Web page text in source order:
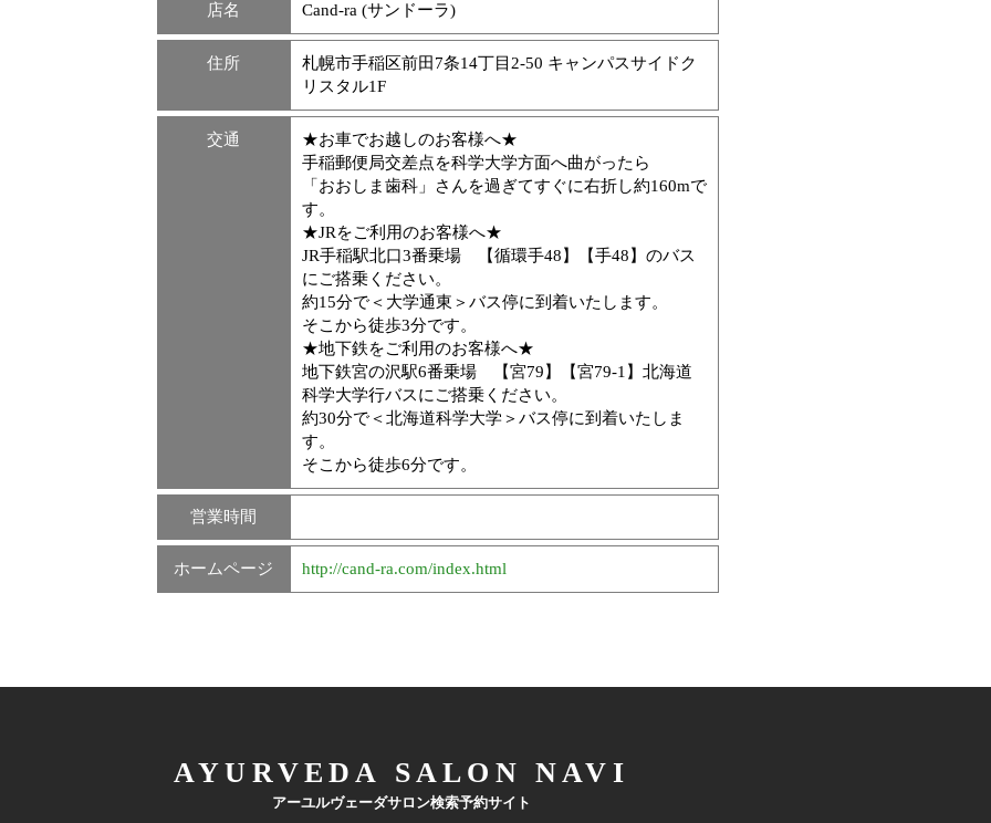
店名 Cand-ra (サンドーラ)
住所
札幌市手稲区前田7条14丁目2-50 キャンパスサイドク
リスタル1F
交通
★お車でお越しのお客様へ★
手稲郵便局交差点を科学大学方面へ曲がったら
「おおしま歯科」さんを過ぎてすぐに右折し約160mで
す。
★JRをご利用のお客様へ★
JR手稲駅北口3番乗場 【循環手48】【手48】のバス
にご搭乗ください。
約15分で＜大学通東＞バス停に到着いたします。
そこから徒歩3分です。
★地下鉄をご利用のお客様へ★
地下鉄宮の沢駅6番乗場 【宮79】【宮79-1】北海道
科学大学行バスにご搭乗ください。
約30分で＜北海道科学大学＞バス停に到着いたしま
す。
そこから徒歩6分です。
営業時間
ホームページ http://cand-ra.com/index.html
AYURVEDA SALON NAVI
アーユルヴェーダサロン検索予約サイト